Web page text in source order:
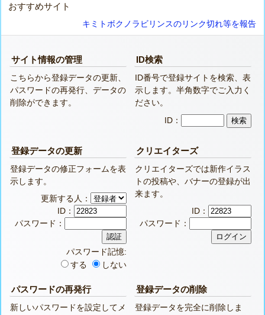
おすすめサイト
キミトボクノラビリンスのリンク切れ等を報告
サイト情報の管理
こちらから登録データの更新、
パスワードの再発行、データの
削除ができます。
ID検索
ID番号で登録サイトを検索、表
示します。半角数字でご入力く
ださい。
ID：
登録データの更新
登録データの修正フォームを表
示します。
更新する人：
ID：
パスワード：
パスワード記憶:
する
しない
クリエイターズ
クリエイターズでは新作イラス
トの投稿や、バナーの登録が出
来ます。
ID：
パスワード：
パスワードの再発行
新しいパスワードを設定してメ
登録データの削除
登録データを完全に削除しま